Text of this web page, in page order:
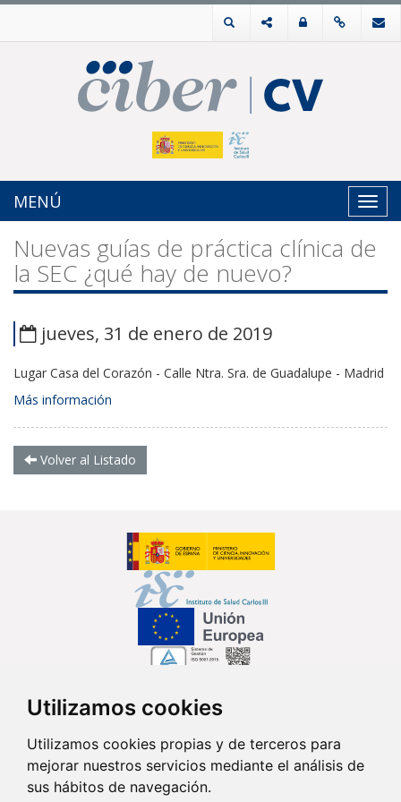
Utilizamos cookies
Utilizamos cookies propias y de terceros para
mejorar nuestros servicios mediante el análisis de
sus hábitos de navegación.
MENÚ
Nuevas guías de práctica clínica de
la SEC ¿qué hay de nuevo?
jueves, 31 de enero de 2019
Lugar Casa del Corazón - Calle Ntra. Sra. de Guadalupe - Madrid
Más información
Volver al Listado
Síguenos en...
Contacto